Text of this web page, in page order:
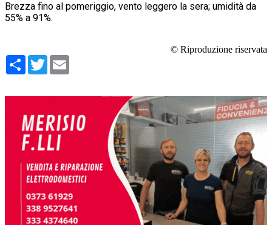
Brezza fino al pomeriggio, vento leggero la sera; umidità da
55% a 91%.
© Riproduzione riservata
Condividi
Twitter